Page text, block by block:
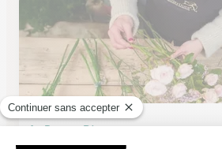
Au Bouton D’or